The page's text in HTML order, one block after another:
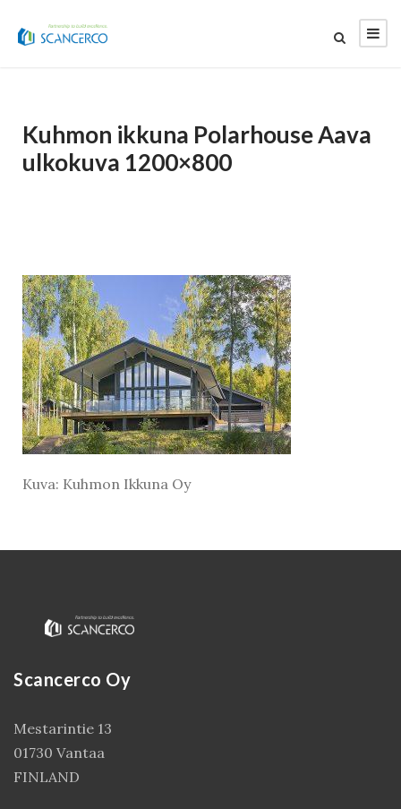
Kuhmon ikkuna Polarhouse Aava
ulkokuva 1200×800
Kuva: Kuhmon Ikkuna Oy
Scancerco Oy
Mestarintie 13
01730 Vantaa
FINLAND